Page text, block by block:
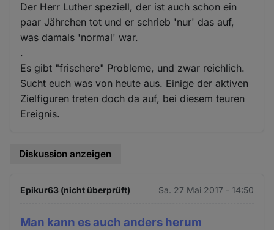
Der Herr Luther speziell, der ist auch schon ein
paar Jährchen tot und er schrieb 'nur' das auf,
was damals 'normal' war.
.
Es gibt "frischere" Probleme, und zwar reichlich.
Sucht euch was von heute aus. Einige der aktiven
Zielfiguren treten doch da auf, bei diesem teuren
Ereignis.
Diskussion anzeigen
Epikur63 (nicht überprüft) Sa. 27 Mai 2017 - 14:50
Man kann es auch anders herum